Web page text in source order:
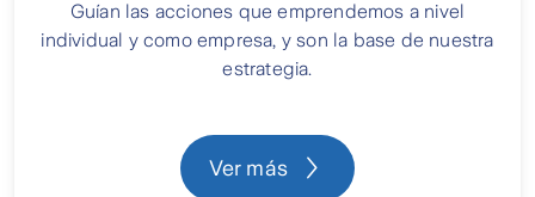
Guían las acciones que emprendemos a nivel
individual y como empresa, y son la base de nuestra
estrategia.
Ver más